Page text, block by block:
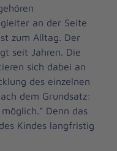
an der Seite
zum Alltag. Der
seit Jahren. Die
sich dabei an
des einzelnen
dem Grundsatz:
Denn das
Kindes langfristig